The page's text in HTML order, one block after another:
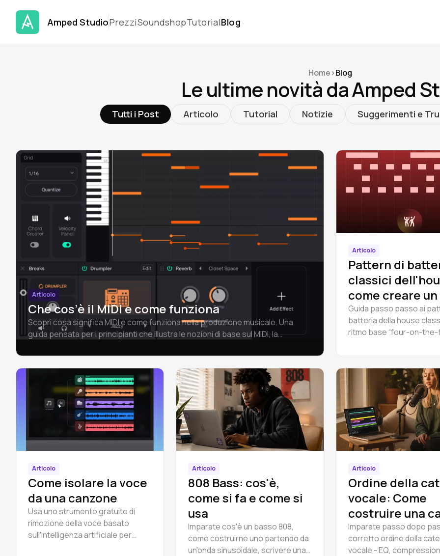
Amped StudioPrezziSoundshopTutorialBlog
Home>Blog
Le ultime novità da Amped
Tutti i Post Articolo Tutorial Notizie Suggerimenti e
Articolo
Che cos’è il MIDI e come funziona
Scopri cosa significa MIDI e come funziona nella produzione musicale. Una
guida pensata per i principianti che illustra le nozioni di base sul MIDI, la
Articolo
Pattern di
classici
come creare
house
Guida passo passo ai
batteria della house
ritmo base “four-on-the-
Articolo
Come isolare la voce
da una canzone
Usa uno strumento gratuito di
rimozione della voce basato
sull'intelligenza artificiale per
Articolo
808 Bass: cos'è,
come si fa e come si
usa
Imparate cos'è un basso 808,
come costruirne uno partendo da
un'onda sinusoidale, scrivere una
Articolo
Ordine della
vocale: Come
costruire una
vocale di base
Amped Studio
Imparate passo dopo
corretto ordine della
vocale - EQ,